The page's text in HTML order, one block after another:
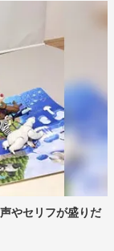
やセリフが盛りだ